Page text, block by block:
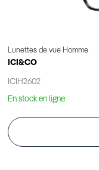
Lunettes de vue Homme
ICI&CO
ICIH2602
En stock en ligne